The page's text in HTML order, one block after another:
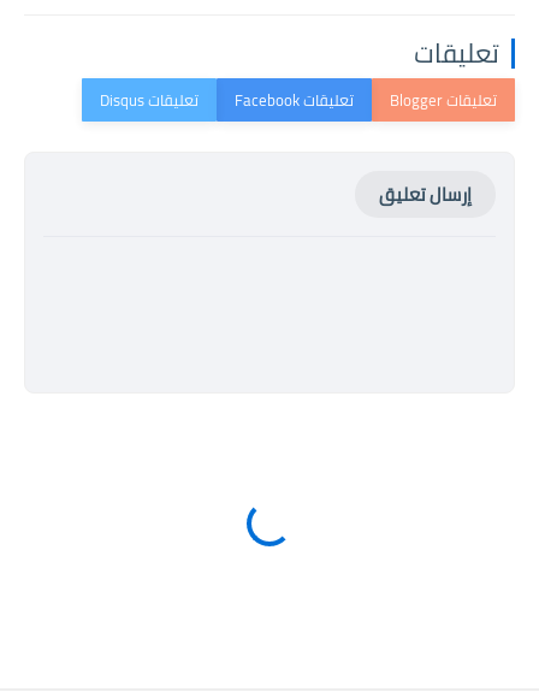
تعليقات
إرسال تعليق